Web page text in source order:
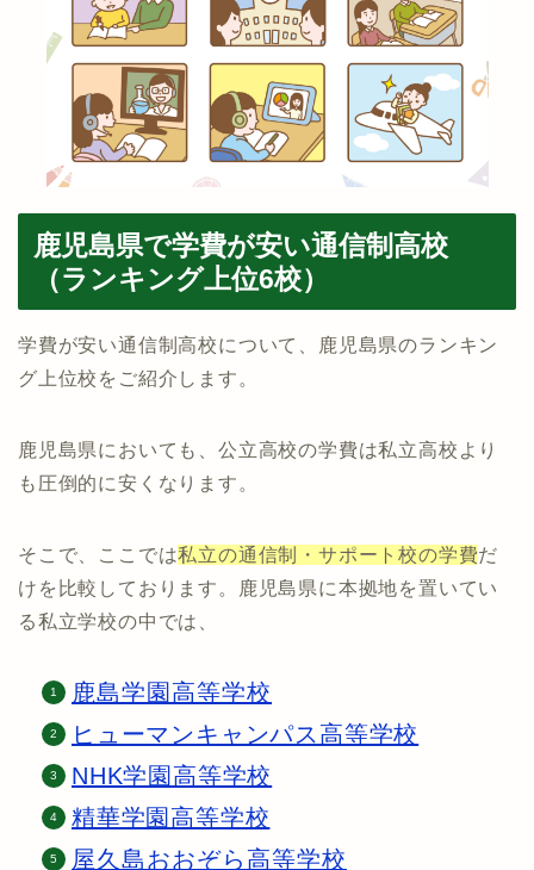
鹿児島県で学費が安い通信制高校
（ランキング上位6校）
学費が安い通信制高校について、鹿児島県のランキン
グ上位校をご紹介します。
鹿児島県においても、公立高校の学費は私立高校より
も圧倒的に安くなります。
そこで、ここでは私立の通信制・サポート校の学費だ
けを比較しております。鹿児島県に本拠地を置いてい
る私立学校の中では、
鹿島学園高等学校
ヒューマンキャンパス高等学校
NHK学園高等学校
精華学園高等学校
屋久島おおぞら高等学校